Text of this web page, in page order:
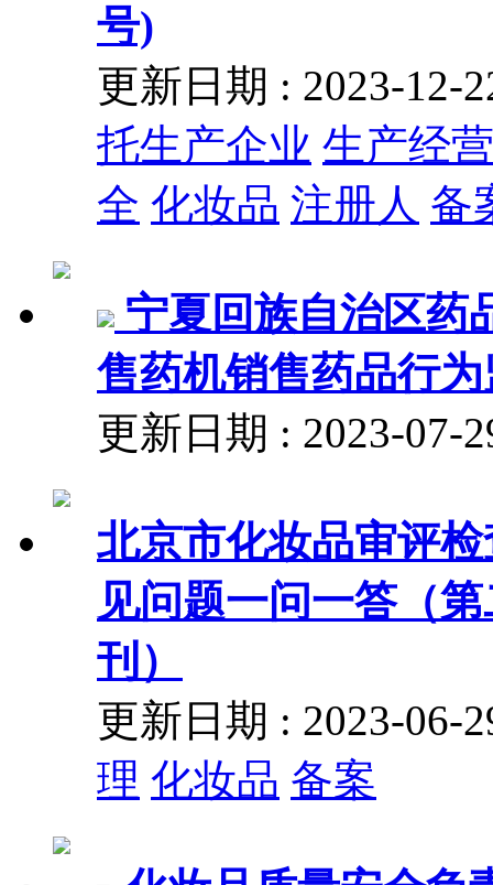
号)
更新日期 : 2023-12-
托生产企业 生产经营
全 化妆品 注册人 备
宁夏回族自治区药
售药机销售药品行
更新日期 : 2023-07-
北京市化妆品审评
见问题一问一答（
刊）
更新日期 : 2023-06-
理 化妆品 备案